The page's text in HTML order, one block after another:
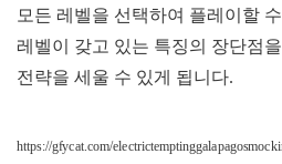
모든 레벨을 선택하여 플레이할
레벨이 갖고 있는 특징의 장단점
전략을 세울 수 있게 됩니다.
https://gfycat.com/